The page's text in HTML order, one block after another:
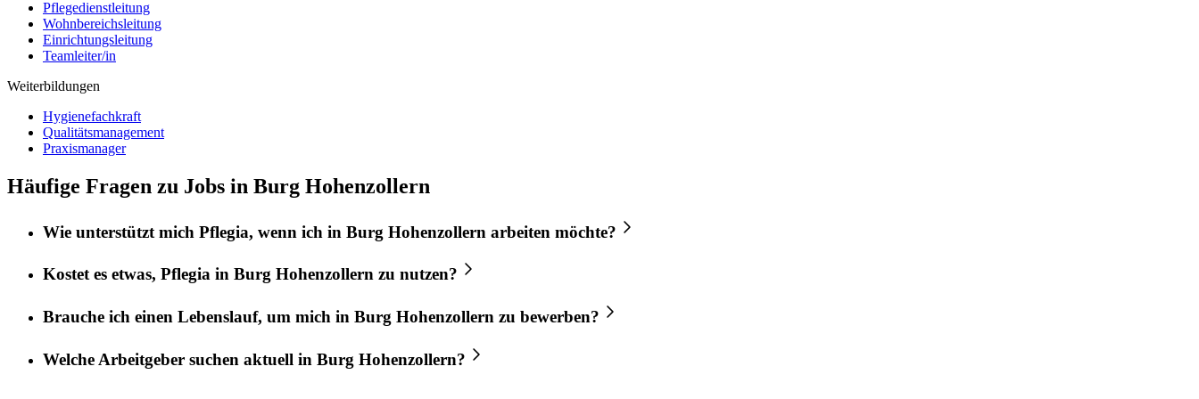
Pflegedienstleitung
Wohnbereichsleitung
Einrichtungsleitung
Teamleiter/in
Weiterbildungen
Hygienefachkraft
Qualitätsmanagement
Praxismanager
Häufige Fragen zu Jobs in Burg Hohenzollern
Wie unterstützt mich Pflegia, wenn ich in Burg Hohenzollern arbeiten möchte?
Kostet es etwas, Pflegia in Burg Hohenzollern zu nutzen?
Brauche ich einen Lebenslauf, um mich in Burg Hohenzollern zu bewerben?
Welche Arbeitgeber suchen aktuell in Burg Hohenzollern?